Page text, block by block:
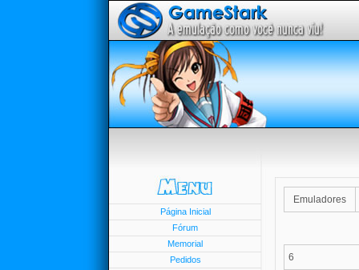
Emuladores
6
Página Inicial
Fórum
Memorial
Pedidos